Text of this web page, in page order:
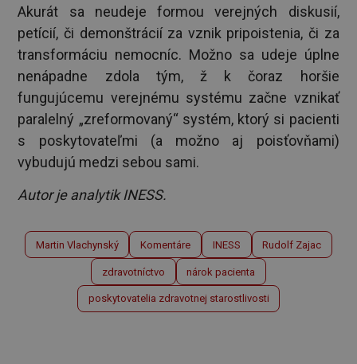
Akurát sa neudeje formou verejných diskusií,
petícií, či demonštrácií za vznik pripoistenia, či za
transformáciu nemocníc. Možno sa udeje úplne
nenápadne zdola tým, ž k čoraz horšie
fungujúcemu verejnému systému začne vznikať
paralelný „zreformovaný“ systém, ktorý si pacienti
s poskytovateľmi (a možno aj poisťovňami)
vybudujú medzi sebou sami.
Autor je analytik INESS.
Martin Vlachynský Komentáre INESS Rudolf Zajac
zdravotníctvo nárok pacienta
poskytovatelia zdravotnej starostlivosti